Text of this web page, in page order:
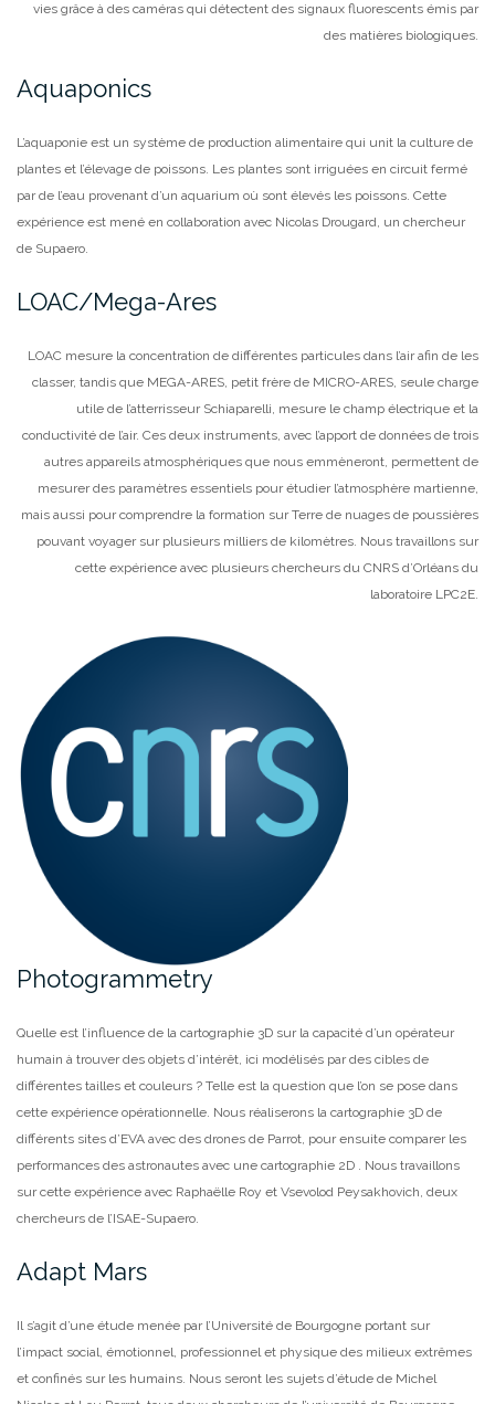
vies grâce à des caméras qui détectent des signaux fluorescents émis par
des matières biologiques.
Aquaponics
L’aquaponie est un système de production alimentaire qui unit la culture de
plantes et l’élevage de poissons. Les plantes sont irriguées en circuit fermé
par de l’eau provenant d’un aquarium où sont élevés les poissons. Cette
expérience est mené en collaboration avec Nicolas Drougard, un chercheur
de Supaero.
LOAC/Mega-Ares
LOAC mesure la concentration de différentes particules dans l’air afin de les
classer, tandis que MEGA-ARES, petit frère de MICRO-ARES, seule charge
utile de l’atterrisseur Schiaparelli, mesure le champ électrique et la
conductivité de l’air. Ces deux instruments, avec l’apport de données de trois
autres appareils atmosphériques que nous emmèneront, permettent de
mesurer des paramètres essentiels pour étudier l’atmosphère martienne,
mais aussi pour comprendre la formation sur Terre de nuages de poussières
pouvant voyager sur plusieurs milliers de kilomètres. Nous travaillons sur
cette expérience avec plusieurs chercheurs du CNRS d’Orléans du
laboratoire LPC2E.
Photogrammetry
Quelle est l’influence de la cartographie 3D sur la capacité d’un opérateur
humain à trouver des objets d’intérêt, ici modélisés par des cibles de
différentes tailles et couleurs ? Telle est la question que l’on se pose dans
cette expérience opérationnelle. Nous réaliserons la cartographie 3D de
différents sites d’EVA avec des drones de Parrot, pour ensuite comparer les
performances des astronautes avec une cartographie 2D . Nous travaillons
sur cette expérience avec Raphaëlle Roy et Vsevolod Peysakhovich, deux
chercheurs de l’ISAE-Supaero.
Adapt Mars
Il s’agit d’une étude menée par l’Université de Bourgogne portant sur
l’impact social, émotionnel, professionnel et physique des milieux extrêmes
et confinés sur les humains. Nous seront les sujets d’étude de Michel